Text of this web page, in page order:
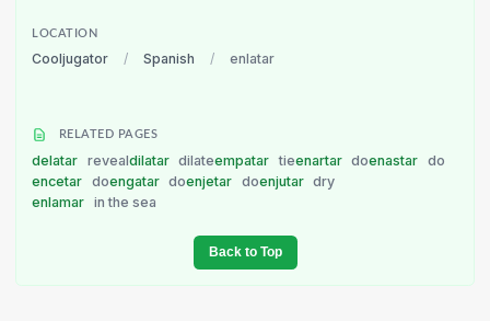
LOCATION
Cooljugator / Spanish / enlatar
RELATED PAGES
delatar revealdilatar dilateempatar tieenartar doenastar do
encetar doengatar doenjetar doenjutar dry
enlamar in the sea
Back to Top